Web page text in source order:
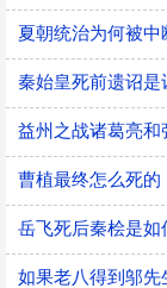
夏朝统治为何被
益州之战诸葛亮和
曹植最终怎么死的
如果老八得到邬